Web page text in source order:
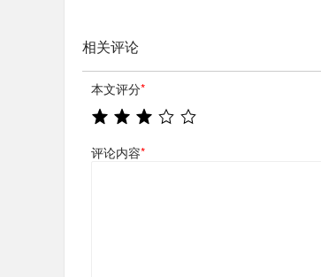
相关评论
本文评分*
评论内容*